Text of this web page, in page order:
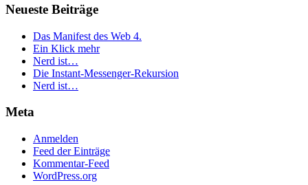
Neueste Beiträge
Das Manifest des Web 4.
Ein Klick mehr
Nerd ist…
Die Instant-Messenger-Rekursion
Nerd ist…
Meta
Anmelden
Feed der Einträge
Kommentar-Feed
WordPress.org